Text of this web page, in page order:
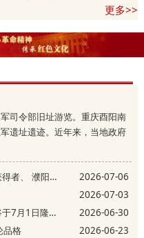
更多>>
司令部旧址游览。重庆酉阳南
遗址遗迹。近年来，当地政府
“吃亏书记”新传 ——记“七一勋章”获得者、 濮阳县庆祖镇西辛庄村党支部书记李连成
2026-07-06
2026-07-03
庆祝中国共产党成立105周年大会将于7月1日隆重举行
2026-06-30
品格
2026-06-23